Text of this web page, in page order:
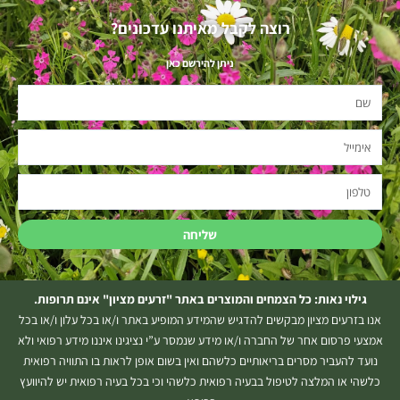
רוצה לקבל מאיתנו עדכונים?
ניתן להירשם כאן
שם
אימייל
טלפון
שליחה
גילוי נאות: כל הצמחים והמוצרים באתר "זרעים מציון" אינם תרופות.
אנו בזרעים מציון מבקשים להדגיש שהמידע המופיע באתר ו/או בכל עלון ו/או בכל
אמצעי פרסום אחר של החברה ו/או מידע שנמסר ע”י נציגינו איננו מידע רפואי ולא
נועד להעביר מסרים בריאותיים כלשהם ואין בשום אופן לראות בו התוויה רפואית
כלשהי או המלצה לטיפול בבעיה רפואית כלשהי וכי בכל בעיה רפואית יש להיוועץ